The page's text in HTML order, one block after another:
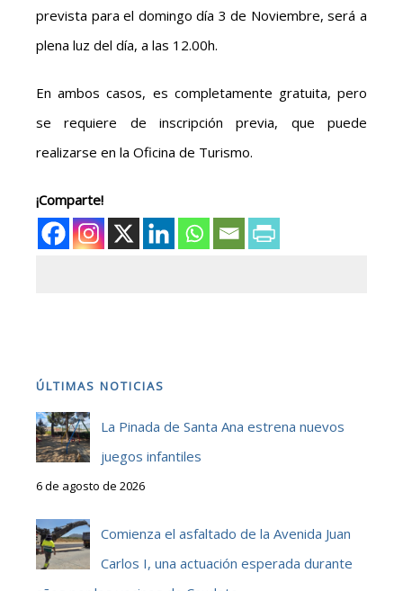
prevista para el domingo día 3 de Noviembre, será a
plena luz del día, a las 12.00h.
En ambos casos, es completamente gratuita, pero
se requiere de inscripción previa, que puede
realizarse en la Oficina de Turismo.
¡Comparte!
ÚLTIMAS NOTICIAS
La Pinada de Santa Ana estrena nuevos
juegos infantiles
6 de agosto de 2026
Comienza el asfaltado de la Avenida Juan
Carlos I, una actuación esperada durante